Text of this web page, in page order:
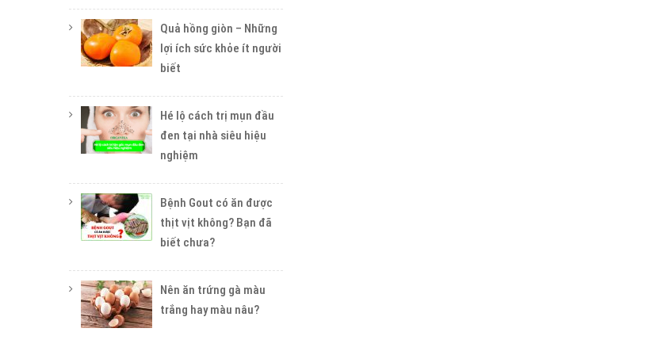
Quả hồng giòn – Những
lợi ích sức khỏe ít người
biết
Hé lộ cách trị mụn đầu
đen tại nhà siêu hiệu
nghiệm
Bệnh Gout có ăn được
thịt vịt không? Bạn đã
biết chưa?
Nên ăn trứng gà màu
trắng hay màu nâu?